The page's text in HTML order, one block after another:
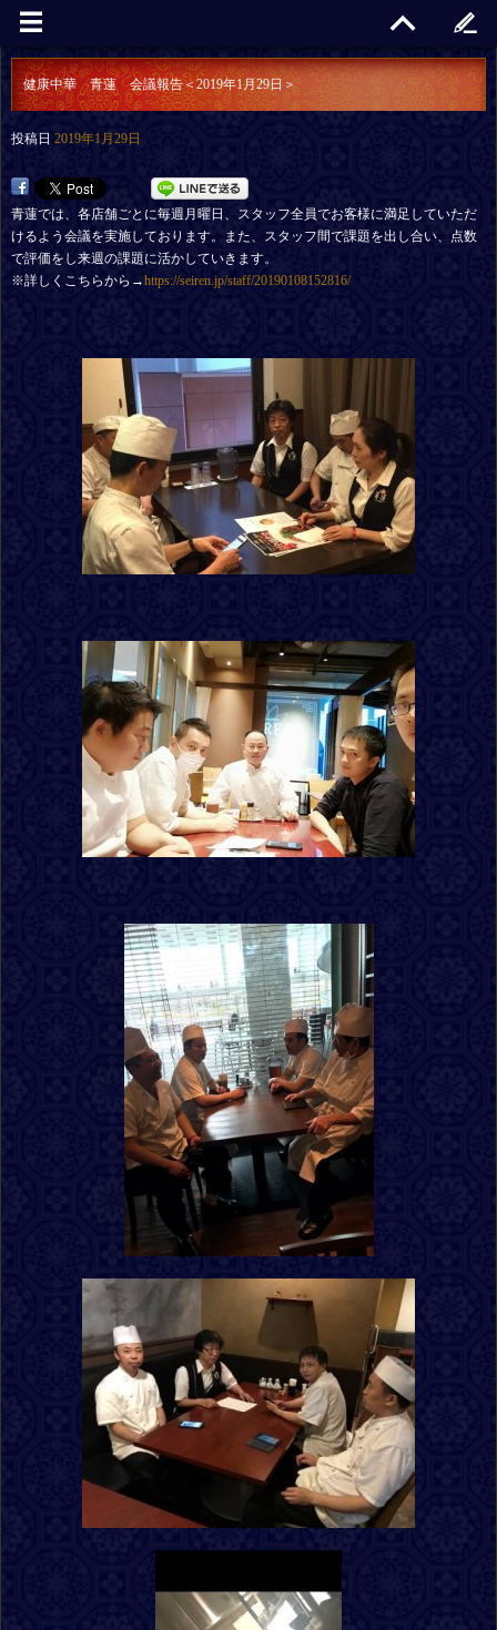
健康中華 青蓮 会議報告＜2019年1月29日＞
投稿日 2019年1月29日
青蓮では、各店舗ごとに毎週月曜日、スタッフ全員でお客様に満足していただ
けるよう会議を実施しております。また、スタッフ間で課題を出し合い、点数
で評価をし来週の課題に活かしていきます。
※詳しくこちらから→https://seiren.jp/staff/20190108152816/